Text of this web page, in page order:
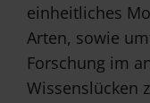
einheitliches
Arten, sowie
Forschung im
Wissenslücken